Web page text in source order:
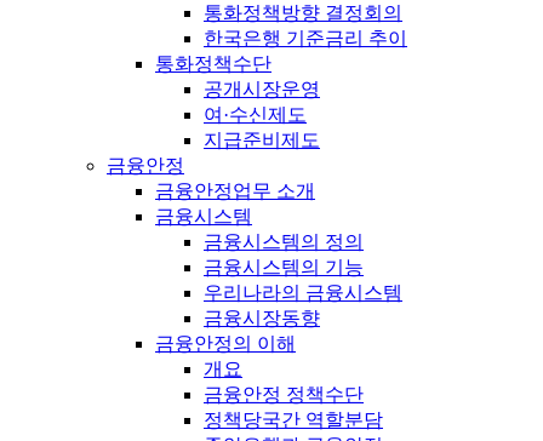
통화정책방향 결정회의
한국은행 기준금리 추이
통화정책수단
공개시장운영
여·수신제도
지급준비제도
금융안정
금융안정업무 소개
금융시스템
금융시스템의 정의
금융시스템의 기능
우리나라의 금융시스템
금융시장동향
금융안정의 이해
개요
금융안정 정책수단
정책당국간 역할분담